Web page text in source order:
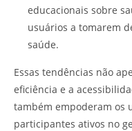
educacionais sobre
usuários a tomarem
saúde.
Essas tendências não
eficiência e a
também empoderam os
participantes ativos no